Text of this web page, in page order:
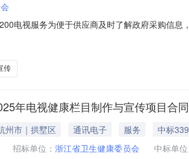
电视服务为便于供应商及时了解政府采购信
情况落实政府采购相关政策预计采购时间2026
传
年电视健康栏目制作与宣传项目合
州市｜拱墅区 通讯电子 服务
中标
招标单位： 浙江省卫生健康委员会 中标单位